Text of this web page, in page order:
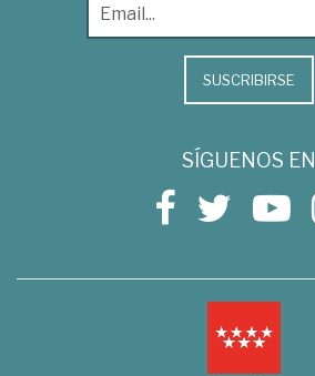
SUSCRIBIRSE
SÍGUENOS EN